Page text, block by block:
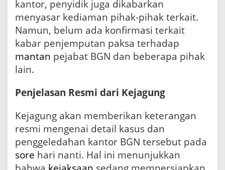
kantor, penyidik juga dikabarkan
menyasar kediaman pihak-pihak terkait.
Namun, belum ada konfirmasi terkait
kabar penjemputan paksa terhadap
mantan pejabat BGN dan beberapa pihak
lain.
Penjelasan Resmi dari Kejagung
Kejagung akan memberikan keterangan
resmi mengenai detail kasus dan
penggeledahan kantor BGN tersebut pada
sore hari nanti. Hal ini menunjukkan